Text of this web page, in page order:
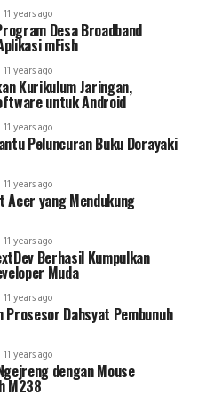
11 years ago
Desa Broadband
mFish
11 years ago
Kurikulum Jaringan,
untuk Android
11 years ago
Peluncuran Buku Dorayaki
11 years ago
yang Mendukung
11 years ago
Berhasil Kumpulkan
Muda
11 years ago
Prosesor Dahsyat Pembunuh
11 years ago
dengan Mouse
M238